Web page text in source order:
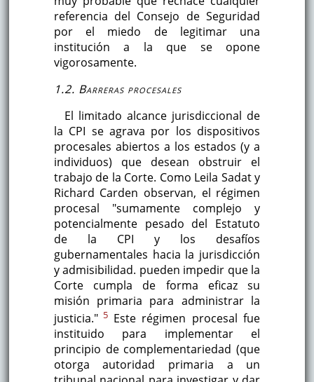
referencia del Consejo de Seguridad
por el miedo de legitimar una
institución a la que se opone
vigorosamente.
1.2. Barreras procesales
El limitado alcance jurisdiccional de
la CPI se agrava por los dispositivos
procesales abiertos a los estados (y a
individuos) que desean obstruir el
trabajo de la Corte. Como Leila Sadat y
Richard Carden observan, el régimen
procesal "sumamente complejo y
potencialmente pesado del Estatuto
de la CPI y los desafíos
gubernamentales hacia la jurisdicción
y admisibilidad. pueden impedir que la
Corte cumpla de forma eficaz su
misión primaria para administrar la
justicia." 5 Este régimen procesal fue
instituido para implementar el
principio de complementariedad (que
otorga autoridad primaria a un